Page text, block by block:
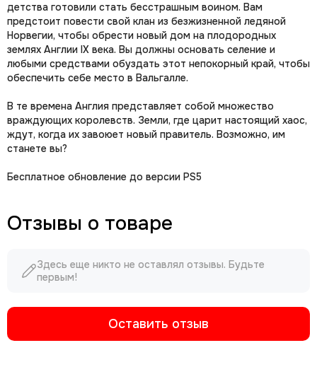
детства готовили стать бесстрашным воином. Вам
предстоит повести свой клан из безжизненной ледяной
Норвегии, чтобы обрести новый дом на плодородных
землях Англии IX века. Вы должны основать селение и
любыми средствами обуздать этот непокорный край, чтобы
обеспечить себе место в Вальгалле.
В те времена Англия представляет собой множество
враждующих королевств. Земли, где царит настоящий хаос,
ждут, когда их завоюет новый правитель. Возможно, им
станете вы?
Бесплатное обновление до версии PS5
Отзывы о товаре
Здесь еще никто не оставлял отзывы. Будьте
первым!
Оставить отзыв